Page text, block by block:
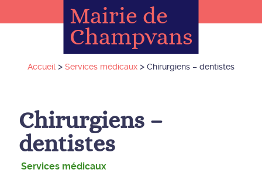
Mairie de
Champvans
Accueil > Services médicaux > Chirurgiens – dentistes
Chirurgiens –
dentistes
Services médicaux